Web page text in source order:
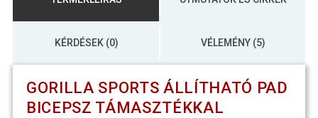
KÉRDÉSEK (0) VÉLEMÉNY (5)
GORILLA SPORTS ÁLLÍTHATÓ PAD
BICEPSZ TÁMASZTÉKKAL